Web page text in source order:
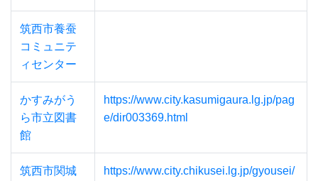
筑西市養蚕
コミュニテ
ィセンター
かすみがう
ら市立図書
館
https://www.city.kasumigaura.lg.jp/pag
e/dir003369.html
筑西市関城
https://www.city.chikusei.lg.jp/gyousei/